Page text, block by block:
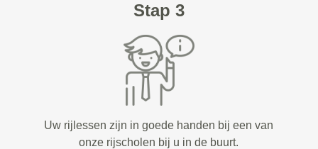
Stap 3
Uw rijlessen zijn in goede handen bij een van
onze rijscholen bij u in de buurt.